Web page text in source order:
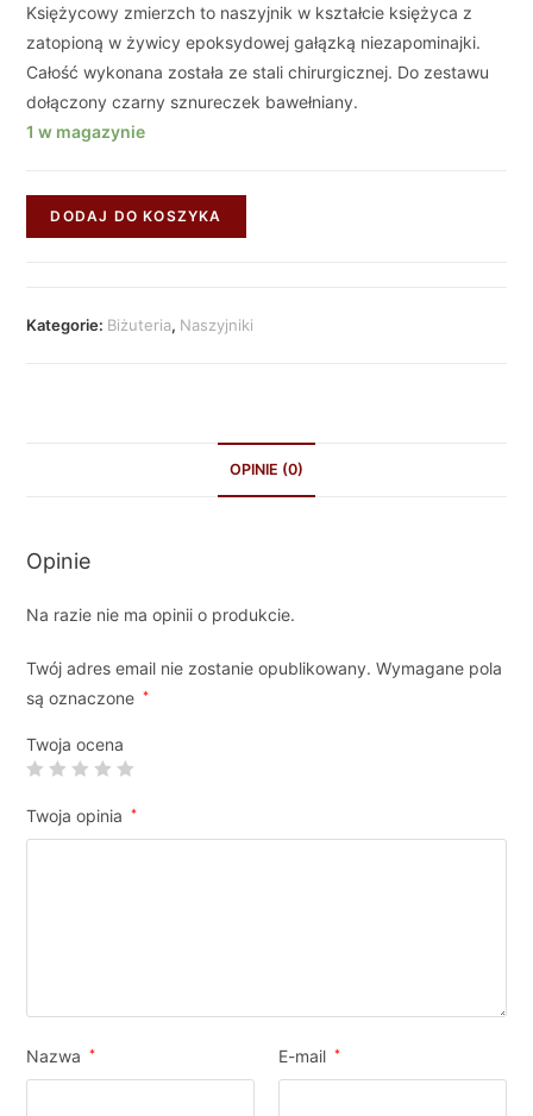
Księżycowy zmierzch to naszyjnik w kształcie księżyca z
zatopioną w żywicy epoksydowej gałązką niezapominajki.
Całość wykonana została ze stali chirurgicznej. Do zestawu
dołączony czarny sznureczek bawełniany.
1 w magazynie
DODAJ DO KOSZYKA
Kategorie: Biżuteria, Naszyjniki
OPINIE (0)
Opinie
Na razie nie ma opinii o produkcie.
Twój adres email nie zostanie opublikowany. Wymagane pola
są oznaczone
*
Twoja ocena
Twoja opinia *
Nazwa * E-mail *